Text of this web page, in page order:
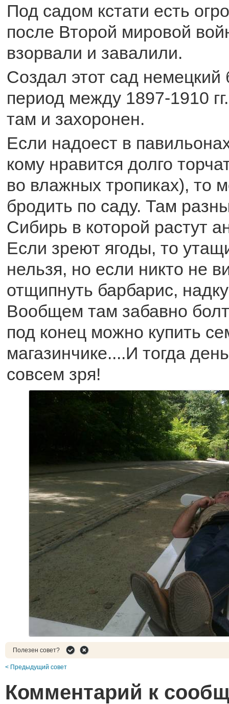
Под садом кстати есть
после Второй мировой
взорвали и завалили.
Создал этот сад немецкий
период между 1897-1910
там и захоронен.
Если надоест в
кому нравится долго
во влажных тропиках), то
бродить по саду. Там
Сибирь в которой растут
Если зреют ягоды, то
нельзя, но если никто не
отщипнуть барбарис,
Вообщем там забавно
под конец можно купить
магазинчике....И тогда
совсем зря!
Полезен совет?
< Предыдущий совет
Комментарий к